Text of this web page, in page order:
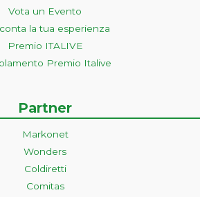
Vota un Evento
la tua esperienza
Premio ITALIVE
Premio Italive
Partner
Markonet
Wonders
Coldiretti
Comitas